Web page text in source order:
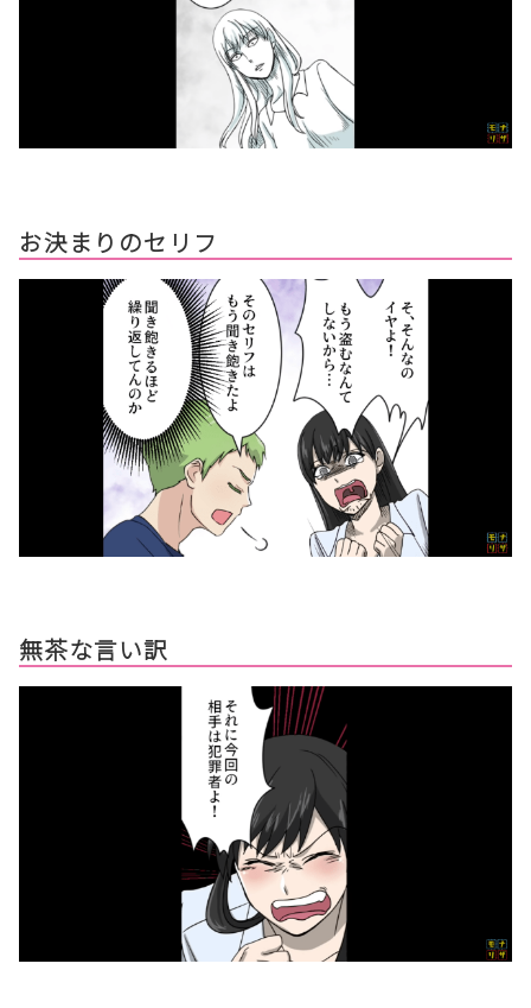
お決まりのセリフ
無茶な言い訳